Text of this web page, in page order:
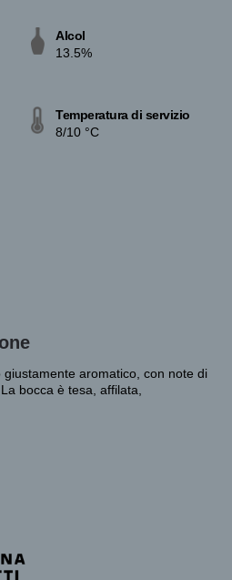
Alcol
13.5%
Temperatura di servizio
8/10 °C
aromatico, con note di
bocca è tesa, affilata,